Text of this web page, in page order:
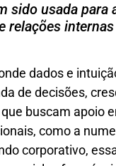
sido usada para
relações
dados e
de decisões,
buscam apoio
como a
corporativo,